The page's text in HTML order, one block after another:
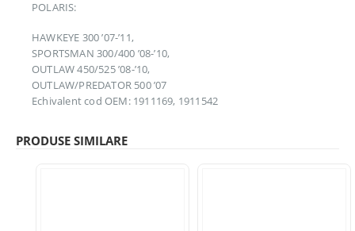
POLARIS:
HAWKEYE 300 ’07-’11,
SPORTSMAN 300/400 ’08-’10,
OUTLAW 450/525 ’08-’10,
OUTLAW/PREDATOR 500 ’07
Echivalent cod OEM: 1911169, 1911542
PRODUSE SIMILARE